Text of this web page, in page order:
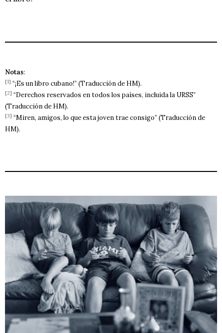
Notas:
[1] “¡Es un libro cubano!” (Traducción de HM).
[2] “Derechos reservados en todos los países, incluida la URSS”
(Traducción de HM).
[3] “Miren, amigos, lo que esta joven trae consigo” (Traducción de
HM).